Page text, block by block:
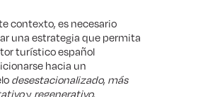
contexto, es necesario
una estrategia que permita
turístico español
hacia un
desestacionalizado, más
yregenerativo.